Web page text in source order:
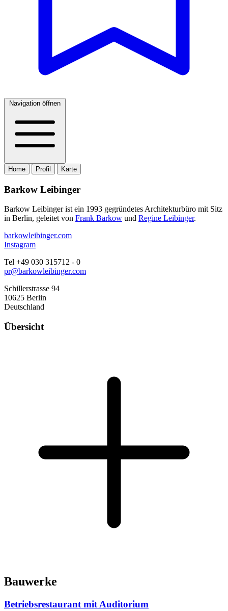
Navigation öffnen
Home Profil Karte
Barkow Leibinger
Barkow Leibinger ist ein 1993 gegründetes Architekturbüro mit Sitz
in Berlin, geleitet von Frank Barkow und Regine Leibinger.
barkowleibinger.com
Instagram
Tel +49 030 315712 - 0
pr@barkowleibinger.com
Schillerstrasse 94
10625 Berlin
Deutschland
Übersicht
Bauwerke
Betriebsrestaurant mit Auditorium